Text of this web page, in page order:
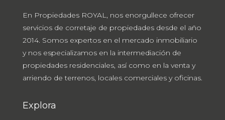
En Propiedades ROYAL, nos enorgullece ofrecer
servicios de corretaje de propiedades desde el año
2014. Somos expertos en el mercado inmobiliario
y nos especializamos en la intermediación de
propiedades residenciales, así como en la venta y
arriendo de terrenos, locales comerciales y oficinas.
Explora